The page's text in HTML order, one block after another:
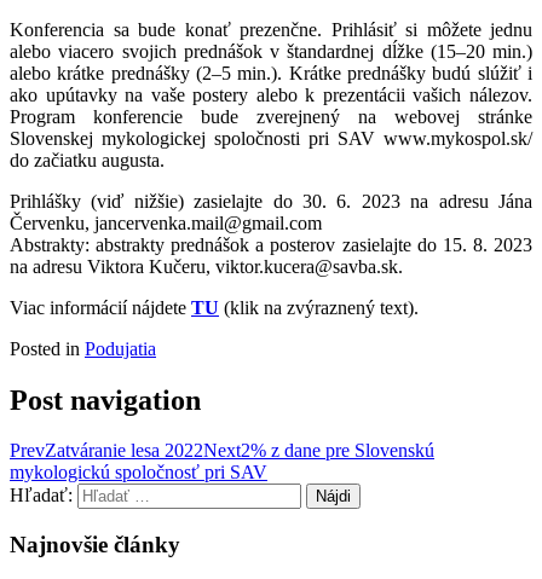
Konferencia sa bude konať prezenčne. Prihlásiť si môžete jednu
alebo viacero svojich prednášok v štandardnej dĺžke (15‒20 min.)
alebo krátke prednášky (2‒5 min.). Krátke prednášky budú slúžiť i
ako upútavky na vaše postery alebo k prezentácii vašich nálezov.
Program konferencie bude zverejnený na webovej stránke
Slovenskej mykologickej spoločnosti pri SAV www.mykospol.sk/
do začiatku augusta.
Prihlášky (viď nižšie) zasielajte do 30. 6. 2023 na adresu Jána
Červenku, jancervenka.mail@gmail.com
Abstrakty: abstrakty prednášok a posterov zasielajte do 15. 8. 2023
na adresu Viktora Kučeru, viktor.kucera@savba.sk.
Viac informácií nájdete TU (klik na zvýraznený text).
Posted in Podujatia
Post navigation
PrevZatváranie lesa 2022Next2% z dane pre Slovenskú
mykologickú spoločnosť pri SAV
Hľadať:
Najnovšie články